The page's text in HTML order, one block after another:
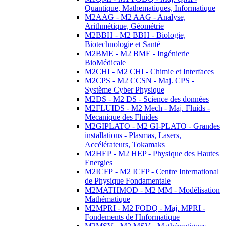
Quantique, Mathematiques, Informatique
M2AAG - M2 AAG - Analyse,
Arithmétique, Géométrie
M2BBH - M2 BBH - Biologie,
Biotechnologie et Santé
M2BME - M2 BME - Ingénierie
BioMédicale
M2CHI - M2 CHI - Chimie et Interfaces
M2CPS - M2 CCSN - Maj. CPS -
Système Cyber Physique
M2DS - M2 DS - Science des données
M2FLUIDS - M2 Mech - Maj. Fluids -
Mecanique des Fluides
M2GIPLATO - M2 GI-PLATO - Grandes
installations - Plasmas, Lasers,
Accélérateurs, Tokamaks
M2HEP - M2 HEP - Physique des Hautes
Energies
M2ICFP - M2 ICFP - Centre International
de Physique Fondamentale
M2MATHMOD - M2 MM - Modélisation
Mathématique
M2MPRI - M2 FODQ - Maj. MPRI -
Fondements de l'Informatique